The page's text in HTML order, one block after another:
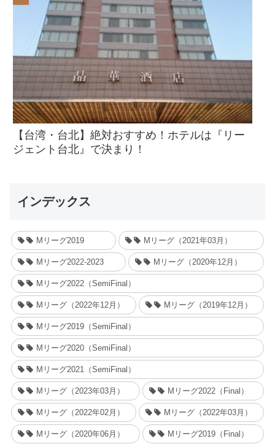
【台湾・台北】絶対おすすめ！ホテルは『リー
ジェント台北』で決まり！
インデックス
Mリーグ2019 Mリーグ（2021年03月）
Mリーグ2022-2023 Mリーグ（2020年12月）
Mリーグ2022（SemiFinal）
Mリーグ（2022年12月） Mリーグ（2019年12月）
Mリーグ2019（SemiFinal）
Mリーグ2020（SemiFinal）
Mリーグ2021（SemiFinal）
Mリーグ（2023年03月） Mリーグ2022（Final）
Mリーグ（2022年02月） Mリーグ（2022年03月）
Mリーグ（2020年06月） Mリーグ2019（Final）